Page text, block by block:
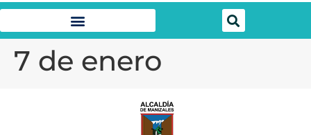
7 de enero